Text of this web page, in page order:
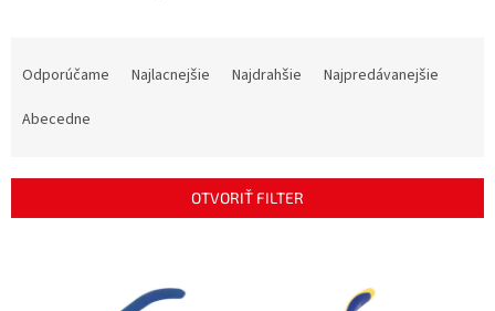
p
Odporúčame Najlacnejšie Najdrahšie
Najpredávanejšie
Abecedne
OTVORIŤ FILTER